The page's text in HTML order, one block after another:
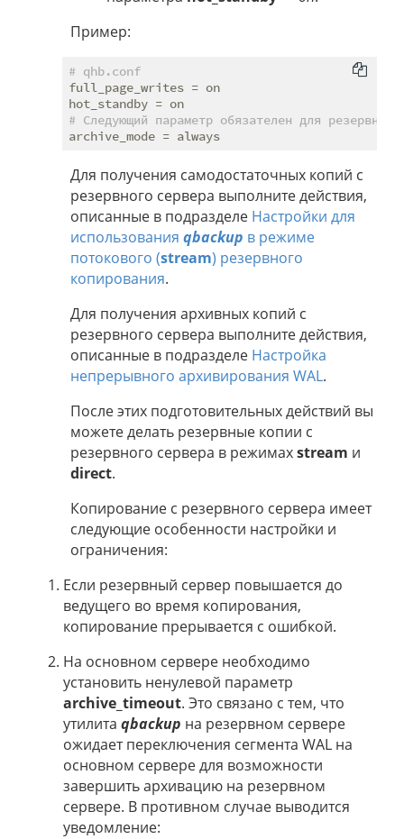
Пример:
# qhb.conf
full_page_writes = on
# Следующий параметр обязателен для
Для получения самодостаточных копий с
резервного сервера выполните действия,
описанные в подразделе Настройки для
использования qbackup в режиме
потокового (stream) резервного
копирования.
Для получения архивных копий с
резервного сервера выполните действия,
описанные в подразделе Настройка
непрерывного архивирования WAL.
После этих подготовительных действий вы
можете делать резервные копии с
резервного сервера в режимахstream и
direct.
Копирование с резервного сервера имеет
следующие особенности настройки и
ограничения:
Если резервный сервер повышается до
ведущего во время копирования,
копирование прерывается с ошибкой.
На основном сервере необходимо
установить ненулевой параметр
archive_timeout. Это связано с тем, что
утилита qbackup на резервном сервере
ожидает переключения сегмента WAL на
основном сервере для возможности
завершить архивацию на резервном
сервере. В противном случае выводится
уведомление: